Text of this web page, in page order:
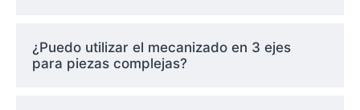
especialmente para piezas cilíndricas o en
ángulo.
¿Puedo utilizar el mecanizado en 3 ejes
para piezas complejas?